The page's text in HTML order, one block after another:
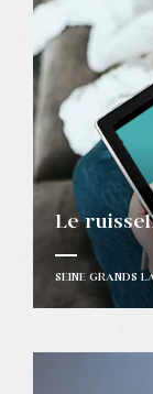
Le
SEINE GRANDS